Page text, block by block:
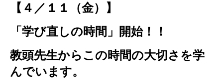
【４／１１（金）】
「学び直しの時間」開始！！
教頭先生からこの時間の大切さを学
んでいます。